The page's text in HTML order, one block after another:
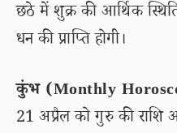
छठे में शुक्र की आर्थिक
धन की प्राप्ति होगी।
कुंभ (Monthly
21 अप्रैल को गुरु की